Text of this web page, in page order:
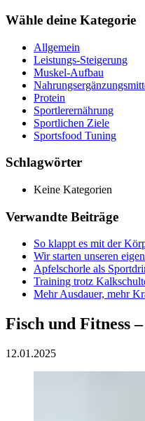
Wähle deine Kategorie
Allgemein
Leistungs-Steigerung
Muskel-Aufbau
Protein
Sportlerernährung
Sportlichen Ziele
Sportsfood Tuning
Schlagwörter
Keine Kategorien
Verwandte Beiträge
So klappt es mit der
Wir starten unseren
Apfelschorle als
Training trotz
Mehr Ausdauer, mehr
Fisch und Fitness
12.01.2025